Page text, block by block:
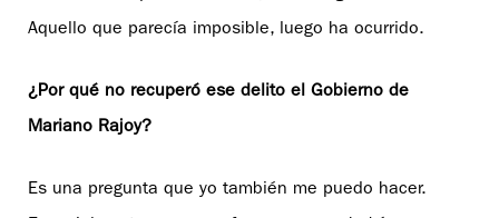
Aquello que parecía imposible, luego ha ocurrido.
¿Por qué no recuperó ese delito el Gobierno de
Mariano Rajoy?
Es una pregunta que yo también me puedo hacer.